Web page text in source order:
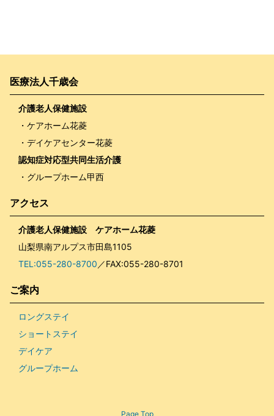
医療法人千歳会
介護老人保健施設
・ケアホーム花菱
・デイケアセンター花菱
認知症対応型共同生活介護
・グループホーム甲西
アクセス
介護老人保健施設 ケアホーム花菱
山梨県南アルプス市田島1105
TEL:055-280-8700 ／FAX:055-280-8701
ご案内
ロングステイ
ショートステイ
デイケア
グループホーム
Page Top